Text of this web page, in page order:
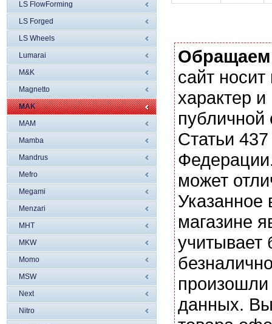
LS FlowForming
LS Forged
LS Wheels
Lumarai
M&K
Magnetto
MAK
MAM
Mamba
Mandrus
Mefro
Megami
Menzari
MHT
MKW
Momo
MSW
Next
Nitro
сайт
характер
Статьи
может
магазине
учитывает
данных. Вы